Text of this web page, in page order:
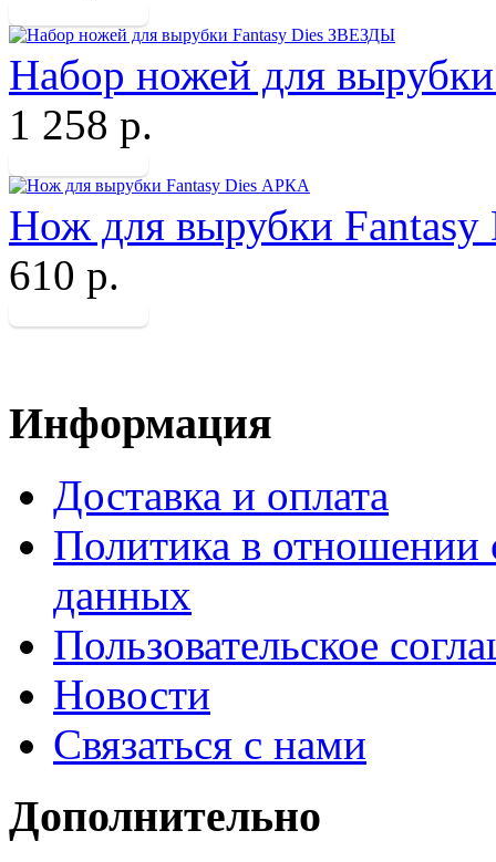
Набор ножей для
1 258 р.
Нож для вырубки
610 р.
Информация
Доставка и оплата
Политика в отношении
данных
Пользовательское
Новости
Связаться с нами
Дополнительно